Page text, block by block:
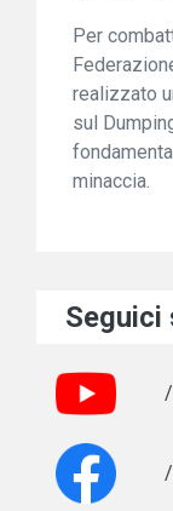
Per
realizzato
sul
minaccia.
Seguici